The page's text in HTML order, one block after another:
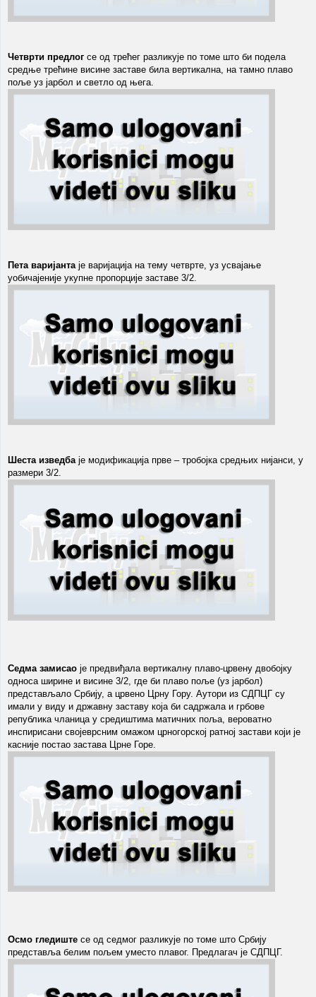
Четврти предлог се од трећег разликује по томе што би подела
средње трећине висине заставе била вертикална, на тамно плаво
поље уз јарбол и светло од њега.
Пета варијанта је варијација на тему четврте, уз усвајање
уобичајеније укупне пропорције заставе 3/2.
Шеста изведбаје модификација прве – тробојка средњих нијанси, у
размери 3/2.
Седма замисао је предвиђала вертикалну плаво-црвену двобојку
односа ширине и висине 3/2, где би плаво поље (уз јарбол)
представљало Србију, а црвено Црну Гору. Аутори из СДПЦГ су
имали у виду и државну заставу која би садржала и грбове
република чланица у средиштима матичних поља, вероватно
инспирисани својеврсним омажом црногорској ратној застави који је
касније постао застава Црне Горе.
Осмо гледиште се од седмог разликује по томе што Србију
представља белим пољем уместо плавог. Предлагач је СДПЦГ.